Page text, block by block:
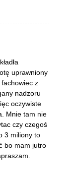
uprawniony
z
nadzoru
oczywiste
Mnie tam nie
czy czegoś
3 miliony to
bo mam jutro